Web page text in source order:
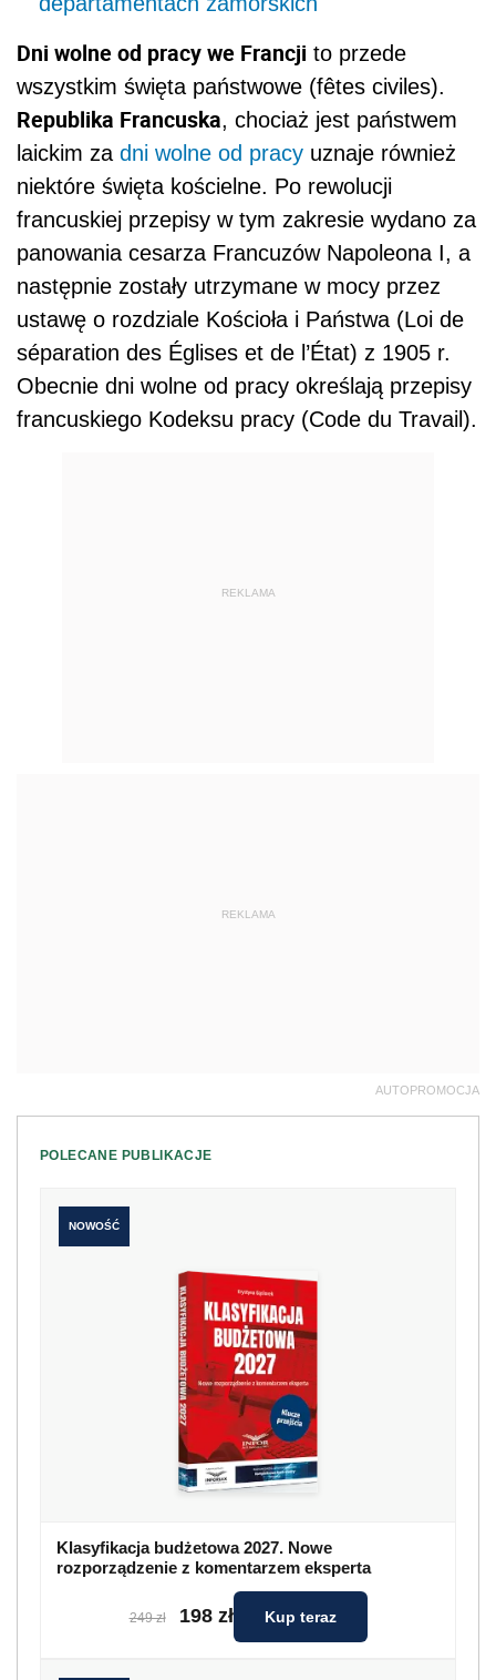
Dni wolne od pracy we Francji to przede
wszystkim święta państwowe (fêtes civiles).
Republika Francuska, chociaż jest państwem
laickim za dni wolne od pracy uznaje również
niektóre święta kościelne. Po rewolucji
francuskiej przepisy w tym zakresie wydano za
panowania cesarza Francuzów Napoleona I, a
następnie zostały utrzymane w mocy przez
ustawę o rozdziale Kościoła i Państwa (Loi de
séparation des Églises et de l’État) z 1905 r.
Obecnie dni wolne od pracy określają przepisy
francuskiego Kodeksu pracy (Code du Travail).
REKLAMA
REKLAMA
AUTOPROMOCJA
POLECANE PUBLIKACJE
NOWOŚĆ
Klasyfikacja budżetowa 2027. Nowe
rozporządzenie z komentarzem eksperta
249 zł 198 zł Kup teraz